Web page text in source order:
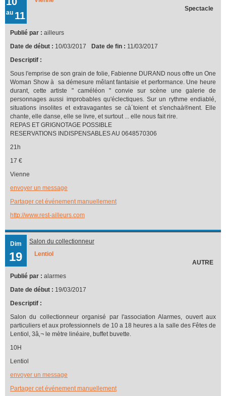
au 11
Spectacle
Publié par : ailleurs
Date de début : 10/03/2017 Date de fin : 11/03/2017
Descriptif :
Sous l'emprise de son grain de folie, Fabienne DURAND nous offre un One
Woman Show à sa démesure mêlant fantaisie et performance. Une heure
durant, cette artiste " caméléon " convie sur scène une galerie de
personnages aussi improbables qu'éclectiques. Sur un rythme endiablé,
situations insolites et extravagantes se cà´toient et s'enchaà®nent. Elle
chante, elle danse, elle se livre, et surtout ... elle nous fait rire.
REPAS ET GRIGNOTAGE POSSIBLE
RESERVATIONS INDISPENSABLES AU 0648570306
21h
17 €
Vienne
envoyer un message
Partager cet événement manuellement
http://www.rest-ailleurs.com
Dim
19
Salon du collectionneur
Lentiol
AUTRE
Publié par : alarmes
Date de début : 19/03/2017
Descriptif :
Salon du collectionneur organisé par l'association Alarmes, ouvert aux
particuliers et aux professionnels de 10 a 18 heures a la salle des Fêtes de
Lentiol, 3â‚¬ le mètre linéaire, buffet buvette.
10H
Lentiol
envoyer un message
Partager cet événement manuellement